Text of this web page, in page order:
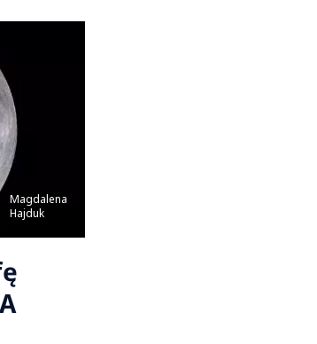
Magdalena
Hajduk